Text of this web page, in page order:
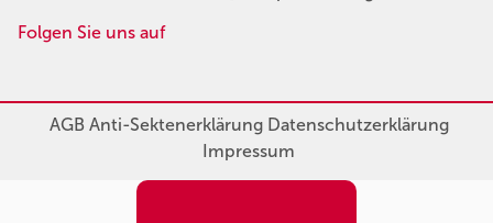
Folgen Sie uns auf
AGBAnti-SektenerklärungDatenschutzerklärung
Impressum